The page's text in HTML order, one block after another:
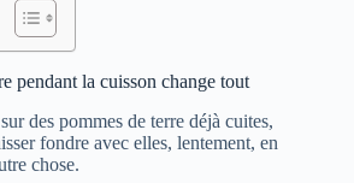
pendant la cuisson change tout
des pommes de terre déjà cuites,
fondre avec elles, lentement, en
chose.